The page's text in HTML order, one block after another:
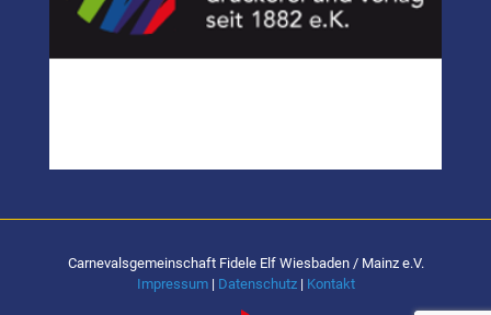
Carnevalsgemeinschaft Fidele Elf Wiesbaden / Mainz e.V.
Impressum | Datenschutz| Kontakt